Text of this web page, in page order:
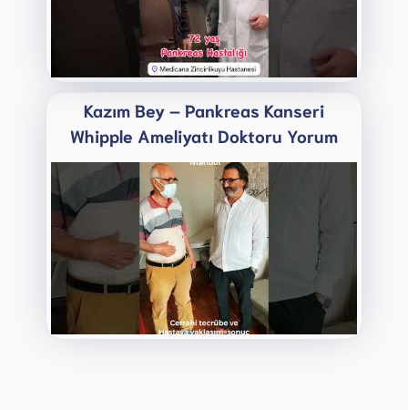
Kazım Bey – Pankreas Kanseri
Whipple Ameliyatı Doktoru Yorum